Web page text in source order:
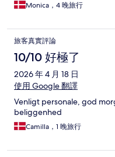
Monica，4 晚旅行
旅客真實評論
10/10 好極了
2026 年 4 月 18 日
使用 Google 翻譯
Venligt personale, god
beliggenhed
Camilla，1 晚旅行